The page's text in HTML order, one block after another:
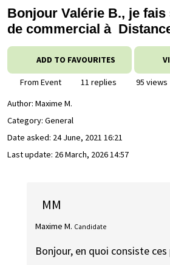
Bonjour Valérie B., je
de commercial à
ADD TO FAVOURITES
From Event 11 replies
95 views
Author: Maxime M.
Category: General
Date asked: 24 June, 2021 16:21
Last update: 26 March, 2026 14:57
MM
Maxime M. Candidate
Bonjour, en quoi consiste